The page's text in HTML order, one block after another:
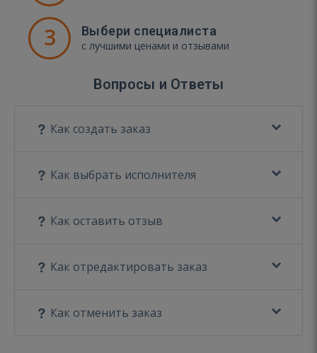
3 Выбери специалиста
с лучшими ценами и отзывами
Вопросы и Ответы
Как создать заказ
Как выбрать исполнителя
Как оставить отзыв
Как отредактировать заказ
Как отменить заказ